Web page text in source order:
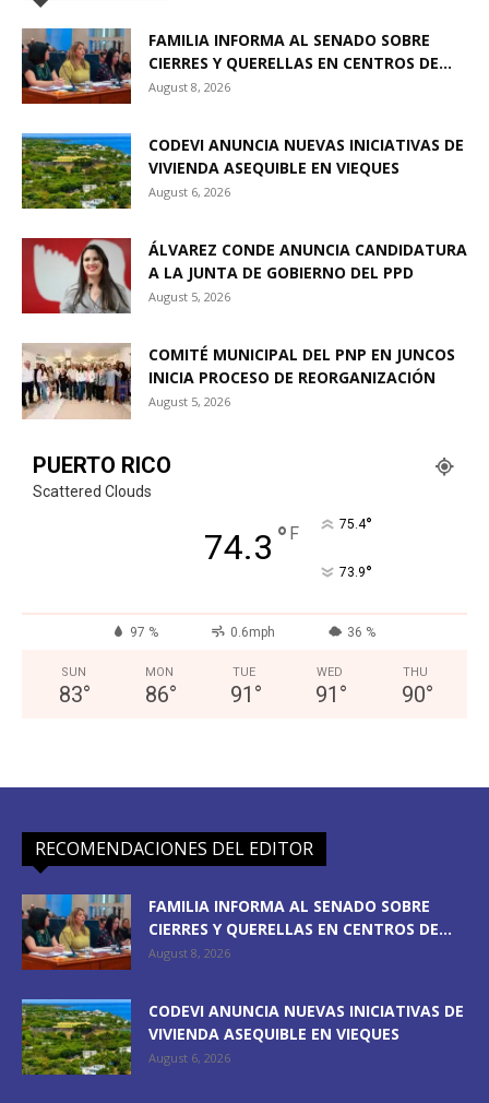
FAMILIA INFORMA AL SENADO SOBRE
CIERRES Y QUERELLAS EN CENTROS DE...
August 8, 2026
CODEVI ANUNCIA NUEVAS INICIATIVAS DE
VIVIENDA ASEQUIBLE EN VIEQUES
August 6, 2026
ÁLVAREZ CONDE ANUNCIA CANDIDATURA
A LA JUNTA DE GOBIERNO DEL PPD
August 5, 2026
COMITÉ MUNICIPAL DEL PNP EN JUNCOS
INICIA PROCESO DE REORGANIZACIÓN
August 5, 2026
PUERTO RICO
Scattered Clouds
74.3 ° F 75.4°
73.9°
97 % 0.6mph 36 %
SUN
83°
MON
86°
TUE
91 °
WED
91 °
THU
90°
RECOMENDACIONES DEL EDITOR
FAMILIA INFORMA AL SENADO SOBRE
CIERRES Y QUERELLAS EN CENTROS DE...
August 8, 2026
CODEVI ANUNCIA NUEVAS INICIATIVAS DE
VIVIENDA ASEQUIBLE EN VIEQUES
August 6, 2026